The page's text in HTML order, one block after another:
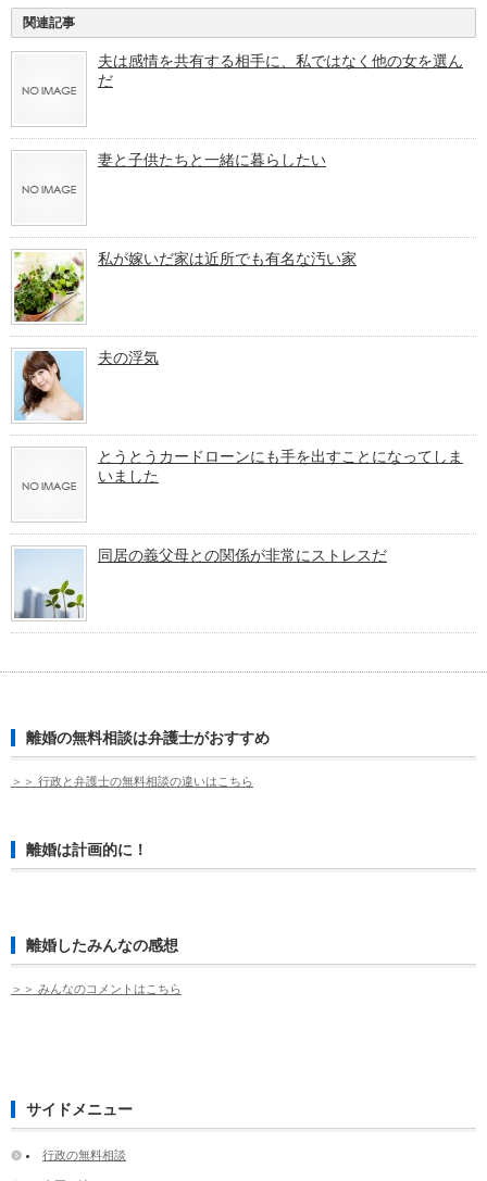
関連記事
夫は感情を共有する相手に、私ではなく他の女を選ん
だ
妻と子供たちと一緒に暮らしたい
私が嫁いだ家は近所でも有名な汚い家
夫の浮気
とうとうカードローンにも手を出すことになってしま
いました
同居の義父母との関係が非常にストレスだ
離婚の無料相談は弁護士がおすすめ
＞＞ 行政と弁護士の無料相談の違いはこちら
離婚は計画的に！
離婚したみんなの感想
＞＞ みんなのコメントはこちら
サイドメニュー
行政の無料相談